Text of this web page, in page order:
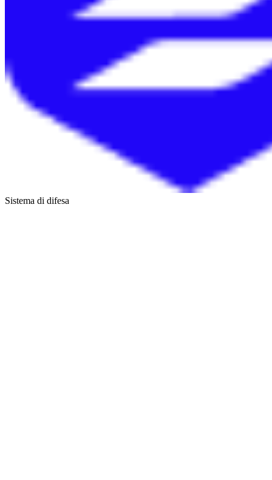
Sistema di difesa